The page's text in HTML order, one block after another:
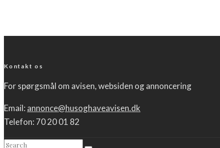
Kontakt os
For spørgsmål om avisen, websiden og annoncering
Email: annonce@husoghaveavisen.dk
Telefon: 70 20 01 82